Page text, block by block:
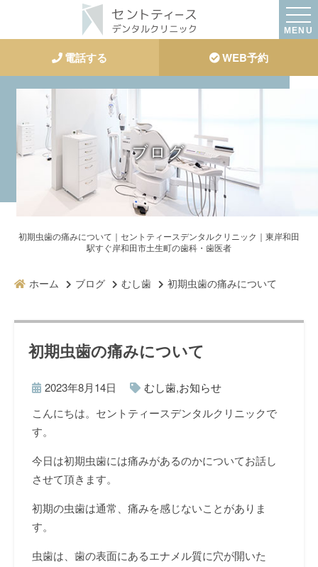
MENU
電話する WEB予約
ブログ
初期虫歯の痛みについて｜セントティースデンタルクリニック｜東岸和田
駅すぐ岸和田市土生町の歯科・歯医者
ホーム ブログ むし歯 初期虫歯の痛みについて
初期虫歯の痛みについて
2023年8月14日 むし歯,お知らせ
こんにちは。セントティースデンタルクリニックで
す。
今日は初期虫歯には痛みがあるのかについてお話し
させて頂きます。
初期の虫歯は通常、痛みを感じないことがありま
す。
虫歯は、歯の表面にあるエナメル質に穴が開いた